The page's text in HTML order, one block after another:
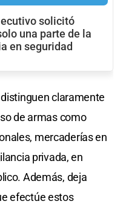
solicitó
una parte de la
en seguridad
claramente
de armas como
mercaderías en
privada, en
Además, deja
efectúe estos